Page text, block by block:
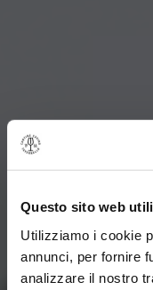
Questo sito web
Utilizziamo i cookie
annunci, per fornire
analizzare il nostro